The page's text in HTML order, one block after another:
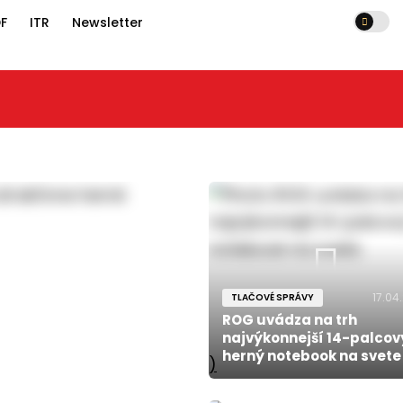
ITR Newsletter
)
TLAČOVÉ SPRÁVY
ROG uvádza na trh
najvýkonnejší 14-
herný notebook na svete